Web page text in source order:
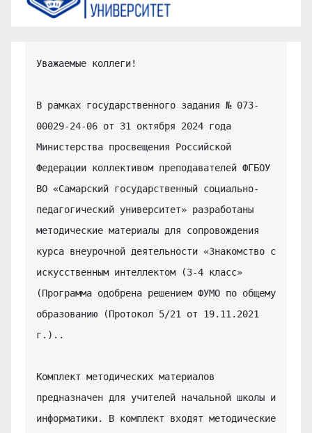
Уважаемые коллеги!
В рамках государственного задания № 073-
00029-24-06 от 31 октября 2024 года
Министерства просвещения Российской
Федерации коллективом преподавателей ФГБОУ
ВО «Самарский государственный социально-
педагогический университет» разработаны
методические материалы для сопровождения
курса внеурочной деятельности «Знакомство с
искусственным интеллектом (3-4 класс»
(Программа одобрена решением ФУМО по общему
образованию (Протокол 5/21 от 19.11.2021
г.)..
Комплект методических материалов
предназначен для учителей начальной школы и
информатики. В комплект входят методические